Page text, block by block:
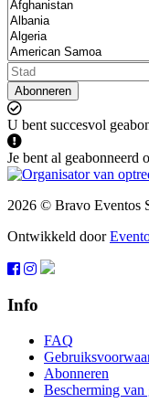
Abonneren
U bent succesvol
Je bent al geabonneerd
2026 © Bravo Eventos
Ontwikkeld door
Info
FAQ
Abonneren
Bescherming van